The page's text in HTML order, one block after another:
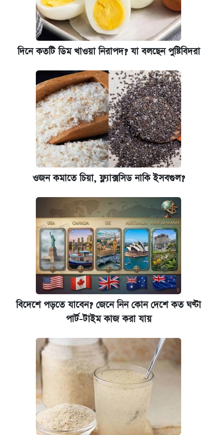
ঢাবি আইবিএর এক্সিকিউটিভ এমবিএতে ভর্তি শুরু,
আবেদন ১২ আগস্ট পর্যন্ত
দিনে কতটি ডিম খাওয়া নিরাপদ? যা বলছেন পুষ্টিবিদরা
ওজন কমাতে চিয়া, ফ্ল্যাক্সসিড নাকি ইসবগুল?
বিদেশে পড়তে যাবেন? জেনে নিন কোন দেশে কত ঘণ্টা
পার্ট-টাইম কাজ করা যায়